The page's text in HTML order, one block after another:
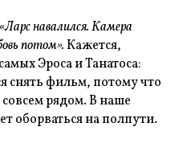
«Ларс навалился. Камера
потом».Кажется,
Эроса и Танатоса:
снять фильм, потому что
рядом. В наше
оборваться на полпути.